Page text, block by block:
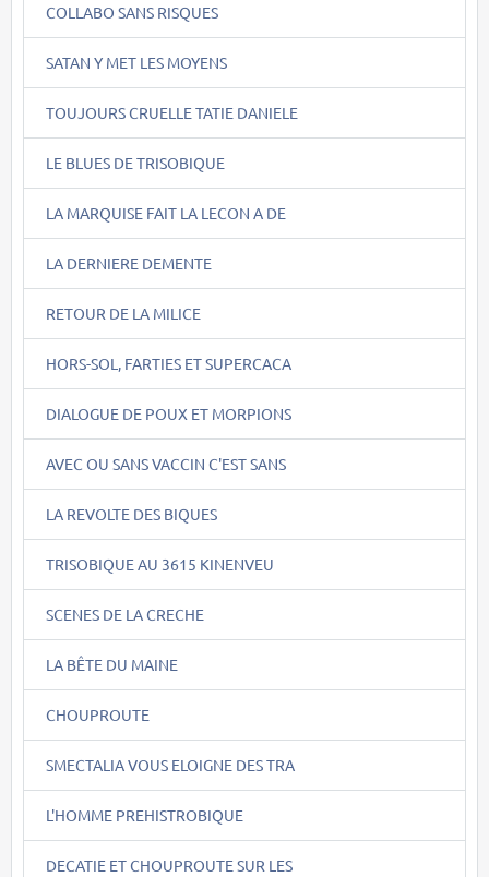
COLLABO SANS RISQUES
SATAN Y MET LES MOYENS
TOUJOURS CRUELLE TATIE DANIELE
LE BLUES DE TRISOBIQUE
LA MARQUISE FAIT LA LECON A DE
LA DERNIERE DEMENTE
RETOUR DE LA MILICE
HORS-SOL, FARTIES ET SUPERCACA
DIALOGUE DE POUX ET MORPIONS
AVEC OU SANS VACCIN C'EST SANS
LA REVOLTE DES BIQUES
TRISOBIQUE AU 3615 KINENVEU
SCENES DE LA CRECHE
LA BÊTE DU MAINE
CHOUPROUTE
SMECTALIA VOUS ELOIGNE DES TRA
L'HOMME PREHISTROBIQUE
DECATIE ET CHOUPROUTE SUR LES